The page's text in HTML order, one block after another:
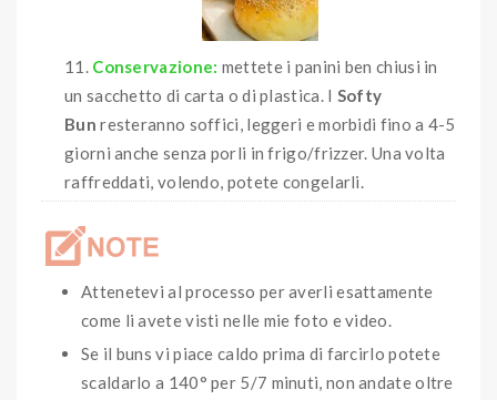
Conservazione: mettete i panini ben chiusi in
un sacchetto di carta o di plastica. I Softy
Bunresteranno soffici, leggeri e morbidi fino a 4-5
giorni anche senza porli in frigo/frizzer. Una volta
raffreddati, volendo, potete congelarli.
Attenetevi al processo per averli esattamente
come li avete visti nelle mie foto e video.
Se il buns vi piace caldo prima di farcirlo potete
scaldarlo a 140° per 5/7 minuti, non andate oltre